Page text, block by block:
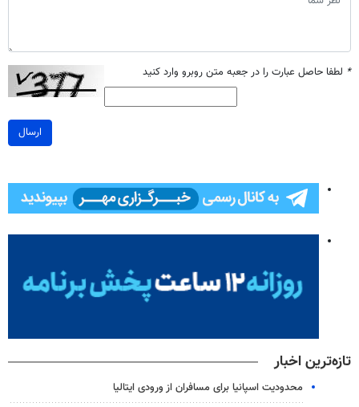
* لطفا حاصل عبارت را در جعبه متن روبرو وارد کنید
ارسال
تازه‌ترین اخبار
محدودیت اسپانیا برای مسافران از ورودی ایتالیا